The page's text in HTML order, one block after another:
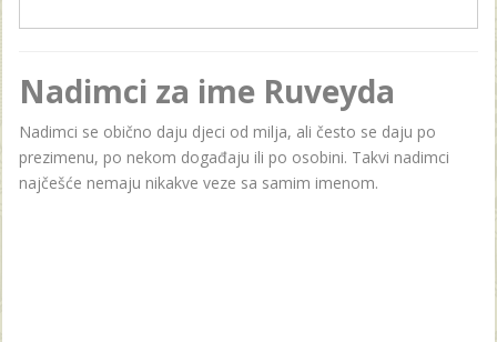
Nadimci za ime Ruveyda
Nadimci se obično daju djeci od milja, ali često se daju po
prezimenu, po nekom događaju ili po osobini. Takvi nadimci
najčešće nemaju nikakve veze sa samim imenom.